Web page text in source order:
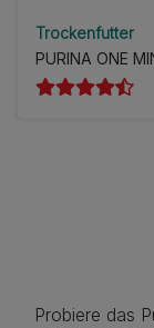
Trockenfutter
PURINA ONE
Probiere das